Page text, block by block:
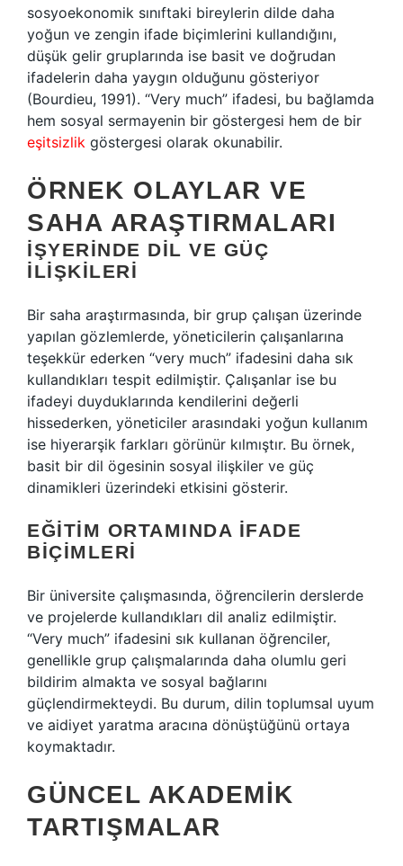
sosyoekonomik sınıftaki bireylerin dilde daha
yoğun ve zengin ifade biçimlerini kullandığını,
düşük gelir gruplarında ise basit ve doğrudan
ifadelerin daha yaygın olduğunu gösteriyor
(Bourdieu, 1991). “Very much” ifadesi, bu bağlamda
hem sosyal sermayenin bir göstergesi hem de bir
eşitsizlik göstergesi olarak okunabilir.
ÖRNEK OLAYLAR VE
SAHA ARAŞTIRMALARI
İŞYERINDE DIL VE GÜÇ
İLIŞKILERI
Bir saha araştırmasında, bir grup çalışan üzerinde
yapılan gözlemlerde, yöneticilerin çalışanlarına
teşekkür ederken “very much” ifadesini daha sık
kullandıkları tespit edilmiştir. Çalışanlar ise bu
ifadeyi duyduklarında kendilerini değerli
hissederken, yöneticiler arasındaki yoğun kullanım
ise hiyerarşik farkları görünür kılmıştır. Bu örnek,
basit bir dil ögesinin sosyal ilişkiler ve güç
dinamikleri üzerindeki etkisini gösterir.
EĞITIM ORTAMINDA İFADE
BIÇIMLERI
Bir üniversite çalışmasında, öğrencilerin derslerde
ve projelerde kullandıkları dil analiz edilmiştir.
“Very much” ifadesini sık kullanan öğrenciler,
genellikle grup çalışmalarında daha olumlu geri
bildirim almakta ve sosyal bağlarını
güçlendirmekteydi. Bu durum, dilin toplumsal uyum
ve aidiyet yaratma aracına dönüştüğünü ortaya
koymaktadır.
GÜNCEL AKADEMIK
TARTIŞMALAR